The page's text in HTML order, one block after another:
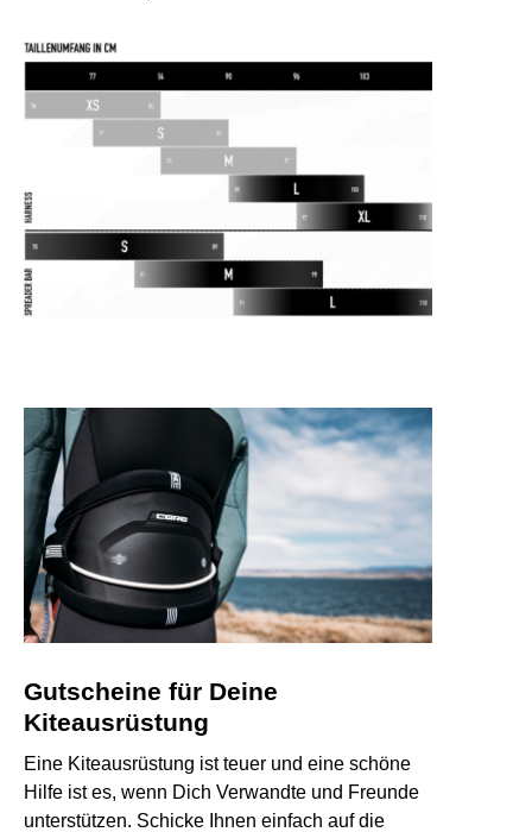
Gutscheine für Deine
Kiteausrüstung
Eine Kiteausrüstung ist teuer und eine schöne
Hilfe ist es, wenn Dich Verwandte und Freunde
unterstützen. Schicke Ihnen einfach auf die